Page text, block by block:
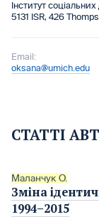
Інститут
5131 ISR, 426
Email:
oksana@umich.edu
СТАТТІ
Маланчук О.
Зміна
1994–2015